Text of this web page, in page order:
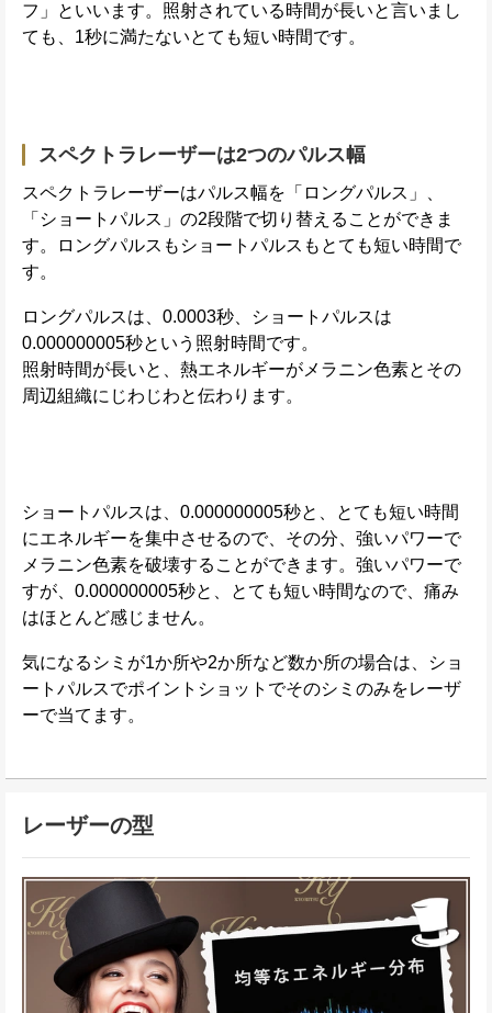
フ」といいます。照射されている時間が長いと言いまし
ても、1秒に満たないとても短い時間です。
スペクトラレーザーは2つのパルス幅
スペクトラレーザーはパルス幅を「ロングパルス」、
「ショートパルス」の2段階で切り替えることができま
す。ロングパルスもショートパルスもとても短い時間で
す。
ロングパルスは、0.0003秒、ショートパルスは
0.000000005秒という照射時間です。
照射時間が長いと、熱エネルギーがメラニン色素とその
周辺組織にじわじわと伝わります。
ショートパルスは、0.000000005秒と、とても短い時間
にエネルギーを集中させるので、その分、強いパワーで
メラニン色素を破壊することができます。強いパワーで
すが、0.000000005秒と、とても短い時間なので、痛み
はほとんど感じません。
気になるシミが1か所や2か所など数か所の場合は、ショ
ートパルスでポイントショットでそのシミのみをレーザ
ーで当てます。
レーザーの型